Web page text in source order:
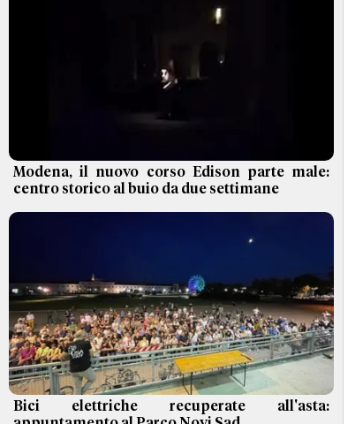
Modena, il nuovo corso Edison parte male:
centro storico al buio da due settimane
Bici elettriche recuperate all'asta: